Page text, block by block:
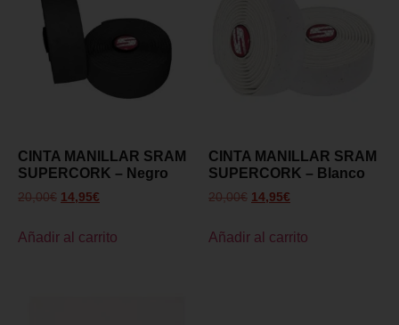
CINTA MANILLAR SRAM
SUPERCORK – Negro
20,00€ 14,95€
Añadir al carrito
CINTA MANILLAR SRAM
SUPERCORK – Blanco
20,00€ 14,95€
Añadir al carrito